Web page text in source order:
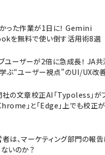
った作業が1日に！ Gemini
を無料で使い倒す活用術8選
ユーザーが2倍に急成長！ JA共
ぶ“ユーザー視点”のUI/UX改
の文章校正AI「Typoless」が
」と「Edge」上でも校正が
は、マーケティング部門の報告
いのか？